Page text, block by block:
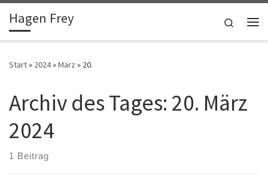
Zum Inhalt springen
Hagen Frey
Search
Start» 2024»März » 20.
Archiv des Tages: 20. März
2024
1 Beitrag